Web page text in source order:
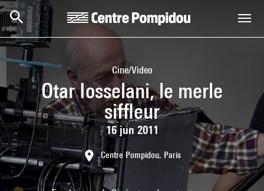
Skip to main content
Centre Pompidou
Cine/Video
Otar Iosselani, le merle
siffleur
16 jun 2011
Centre Pompidou, Paris